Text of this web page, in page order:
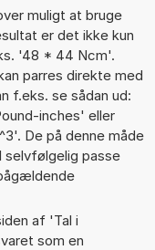
muligt at bruge
er det ikke kun
'48 * 44 Ncm'.
parres direkte med
f.eks. se sådan ud:
inches' eller
De på denne måde
selvfølgelig passe
af 'Tal i
som en